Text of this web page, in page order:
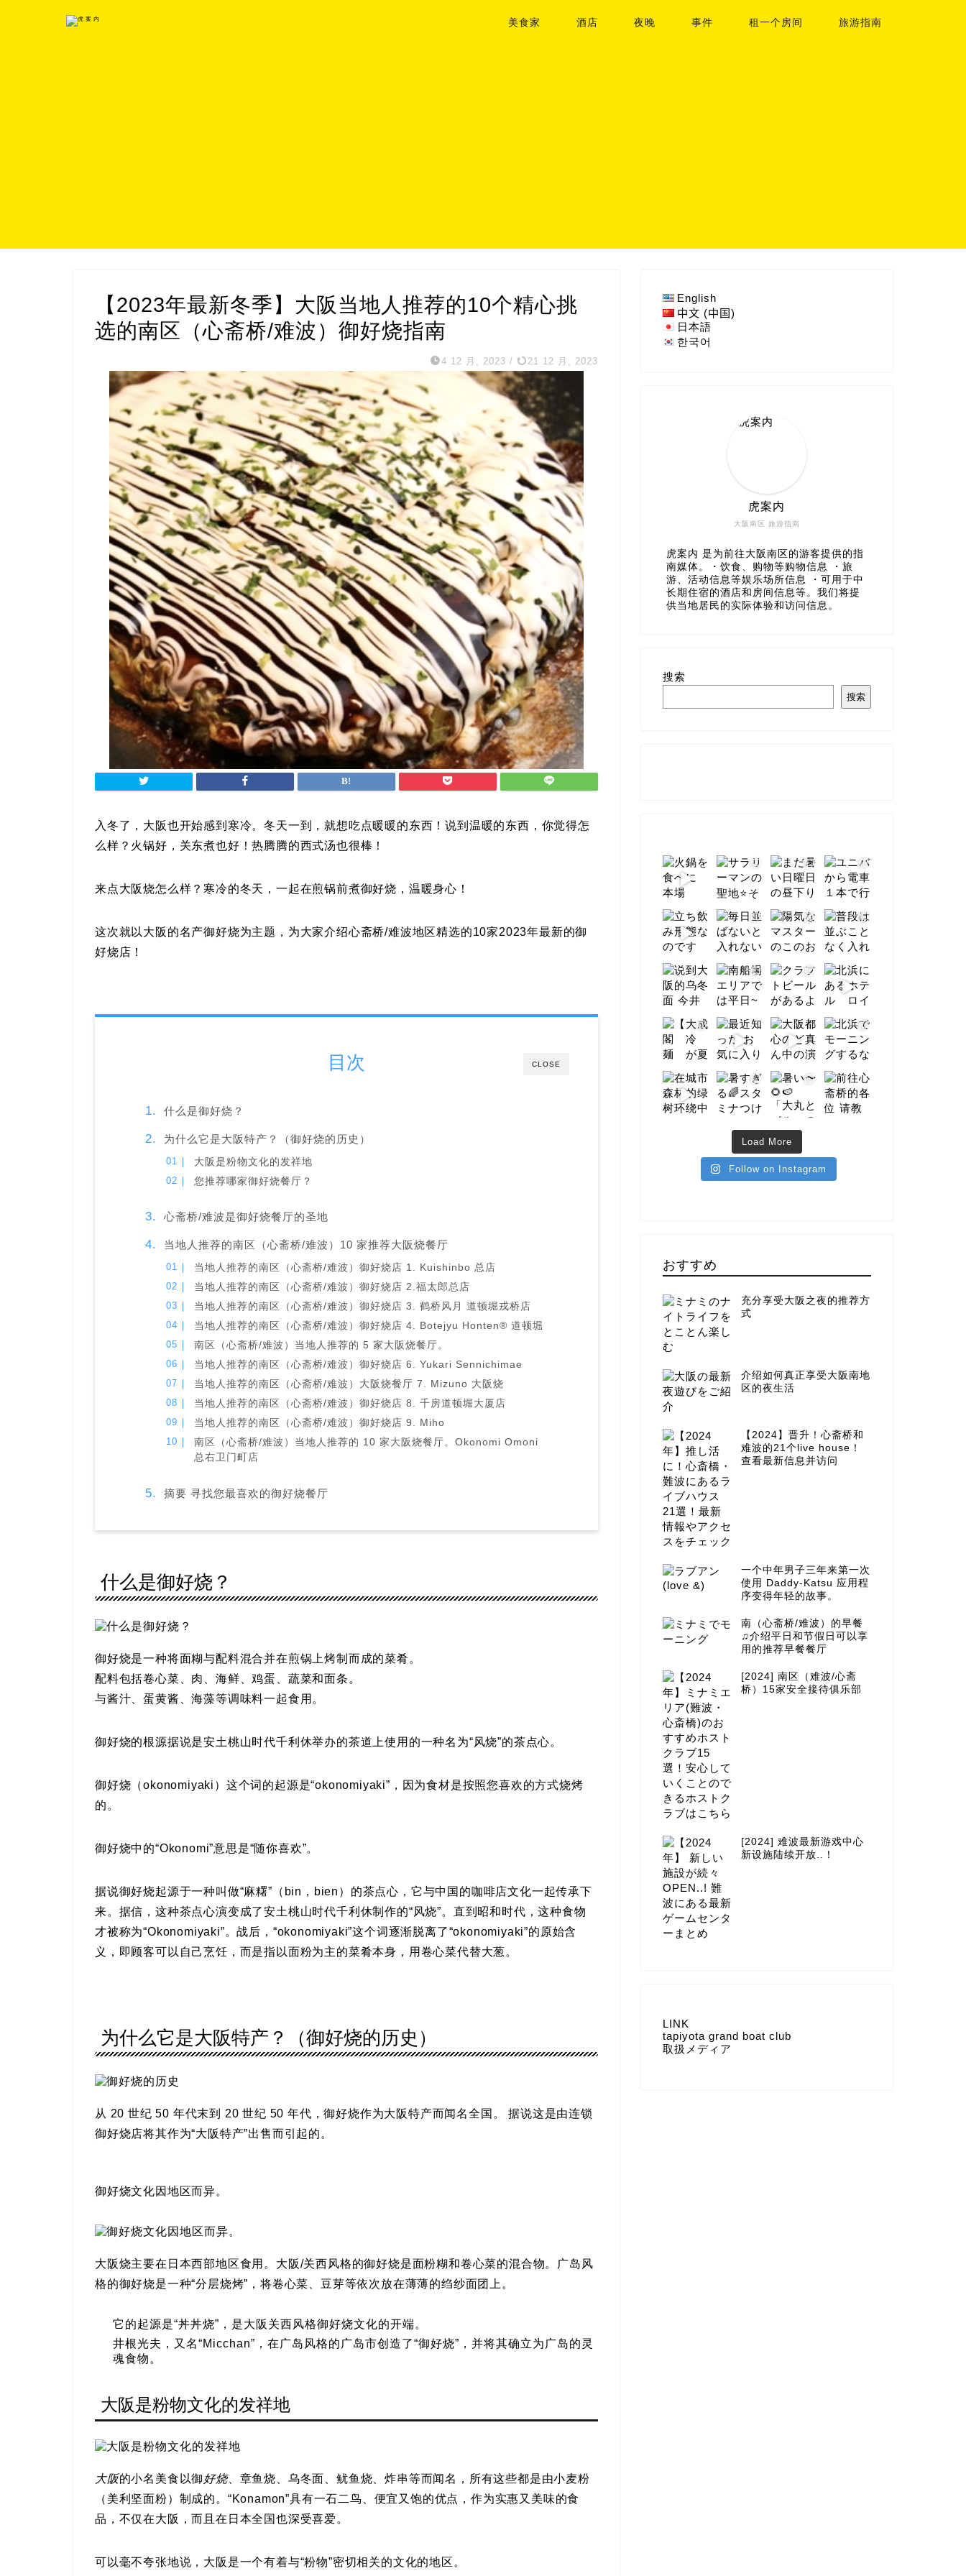
美食家 酒店 夜晚 事件 租一个房间 旅游指南
【2023年最新冬季】大阪当地人推荐的10个精心挑
选的南区（心斋桥/难波）御好烧指南
4 12 月, 2023 / 21 12 月, 2023
入冬了，大阪也开始感到寒冷。冬天一到，就想吃点暖暖的东西！说到温暖的东西，你觉得怎
么样？火锅好，关东煮也好！热腾腾的西式汤也很棒！
来点大阪烧怎么样？寒冷的冬天，一起在煎锅前煮御好烧，温暖身心！
这次就以大阪的名产御好烧为主题，为大家介绍心斋桥/难波地区精选的10家2023年最新的御
好烧店！
CLOSE
目次
什么是御好烧？
为什么它是大阪特产？（御好烧的历史）
大阪是粉物文化的发祥地
您推荐哪家御好烧餐厅？
心斋桥/难波是御好烧餐厅的圣地
当地人推荐的南区（心斋桥/难波）10 家推荐大阪烧餐厅
当地人推荐的南区（心斋桥/难波）御好烧店 1. Kuishinbo 总店
当地人推荐的南区（心斋桥/难波）御好烧店 2.福太郎总店
当地人推荐的南区（心斋桥/难波）御好烧店 3. 鹤桥风月 道顿堀戎桥店
当地人推荐的南区（心斋桥/难波）御好烧店 4. Botejyu Honten®︎ 道顿堀
南区（心斋桥/难波）当地人推荐的 5 家大阪烧餐厅。
当地人推荐的南区（心斋桥/难波）御好烧店 6. Yukari Sennichimae
当地人推荐的南区（心斋桥/难波）大阪烧餐厅 7. Mizuno 大阪烧
当地人推荐的南区（心斋桥/难波）御好烧店 8. 千房道顿堀大厦店
当地人推荐的南区（心斋桥/难波）御好烧店 9. Miho
南区（心斋桥/难波）当地人推荐的 10 家大阪烧餐厅。Okonomi Omoni
总右卫门町店
摘要 寻找您最喜欢的御好烧餐厅
什么是御好烧？
御好烧是一种将面糊与配料混合并在煎锅上烤制而成的菜肴。
配料包括卷心菜、肉、海鲜、鸡蛋、蔬菜和面条。
与酱汁、蛋黄酱、海藻等调味料一起食用。
御好烧的根源据说是安土桃山时代千利休举办的茶道上使用的一种名为“风烧”的茶点心。
御好烧（okonomiyaki）这个词的起源是“okonomiyaki”，因为食材是按照您喜欢的方式烧烤
的。
御好烧中的“Okonomi”意思是“随你喜欢”。
据说御好烧起源于一种叫做“麻糬”（bin，bien）的茶点心，它与中国的咖啡店文化一起传承下
来。据信，这种茶点心演变成了安土桃山时代千利休制作的“风烧”。直到昭和时代，这种食物
才被称为“Okonomiyaki”。战后，“okonomiyaki”这个词逐渐脱离了“okonomiyaki”的原始含
义，即顾客可以自己烹饪，而是指以面粉为主的菜肴本身，用卷心菜代替大葱。
为什么它是大阪特产？（御好烧的历史）
从 20 世纪 50 年代末到 20 世纪 50 年代，御好烧作为大阪特产而闻名全国。据说这是由连锁
御好烧店将其作为“大阪特产”​​出售而引起的 。
御好烧文化因地区而异。
大阪烧主要在日本西部地区食用。大阪/关西风格的御好烧是面粉糊和卷心菜的混合物。广岛风
格的御好烧是一种“分层烧烤”，将卷心菜、豆芽等依次放在薄薄的绉纱面团上。
它的起源是“丼丼烧”，是大阪关西风格御好烧文化的开端。
井根光夫，又名“Micchan”，在广岛风格的广岛市创造了“御好烧”，并将其确立为广岛的灵
魂食物。
大阪是粉物文化的发祥地
大阪的小名美食以御 好烧、章鱼烧、乌冬面、鱿鱼烧、炸串等而闻名，所有这些都是由小麦粉
（美利坚面粉）制成的。“Konamon”具有一石二鸟、便宜又饱的优点，作为实惠又美味的食
品，不仅在大阪，而且在日本全国也深受喜爱。
可以毫不夸张地说，大阪是一个有着与“粉物”密切相关的文化的地区。
English
中文 (中国)
日本語
한국어
大阪南区 旅游指南
虎案内
虎案内 是为前往大阪南区的游客提供的指
南媒体。・饮食、购物等购物信息 ・旅
游、活动信息等娱乐场所信息 ・可用于中
长期住宿的酒店和房间信息等。我们将提
供当地居民的实际体验和访问信息。
搜索
搜索
Load More
Follow on Instagram
おすすめ
充分享受大阪之夜的推荐方
式
介绍如何真正享受大阪南地
区的夜生活
【2024】晋升！心斋桥和
难波的21个live house！
查看最新信息并访问
一个中年男子三年来第一次
使用 Daddy-Katsu 应用程
序变得年轻的故事。
南（心斋桥/难波）的早餐
♫介绍平日和节假日可以享
用的推荐早餐餐厅
[2024] 南区（难波/心斋
桥）15家安全接待俱乐部
[2024] 难波最新游戏中心
新设施陆续开放..！
LINK
tapiyota grand boat club
取扱メディア